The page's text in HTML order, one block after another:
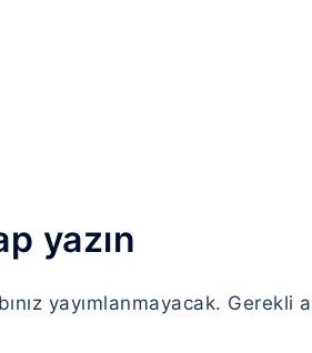
yazın
yayımlanmayacak. Gerekli